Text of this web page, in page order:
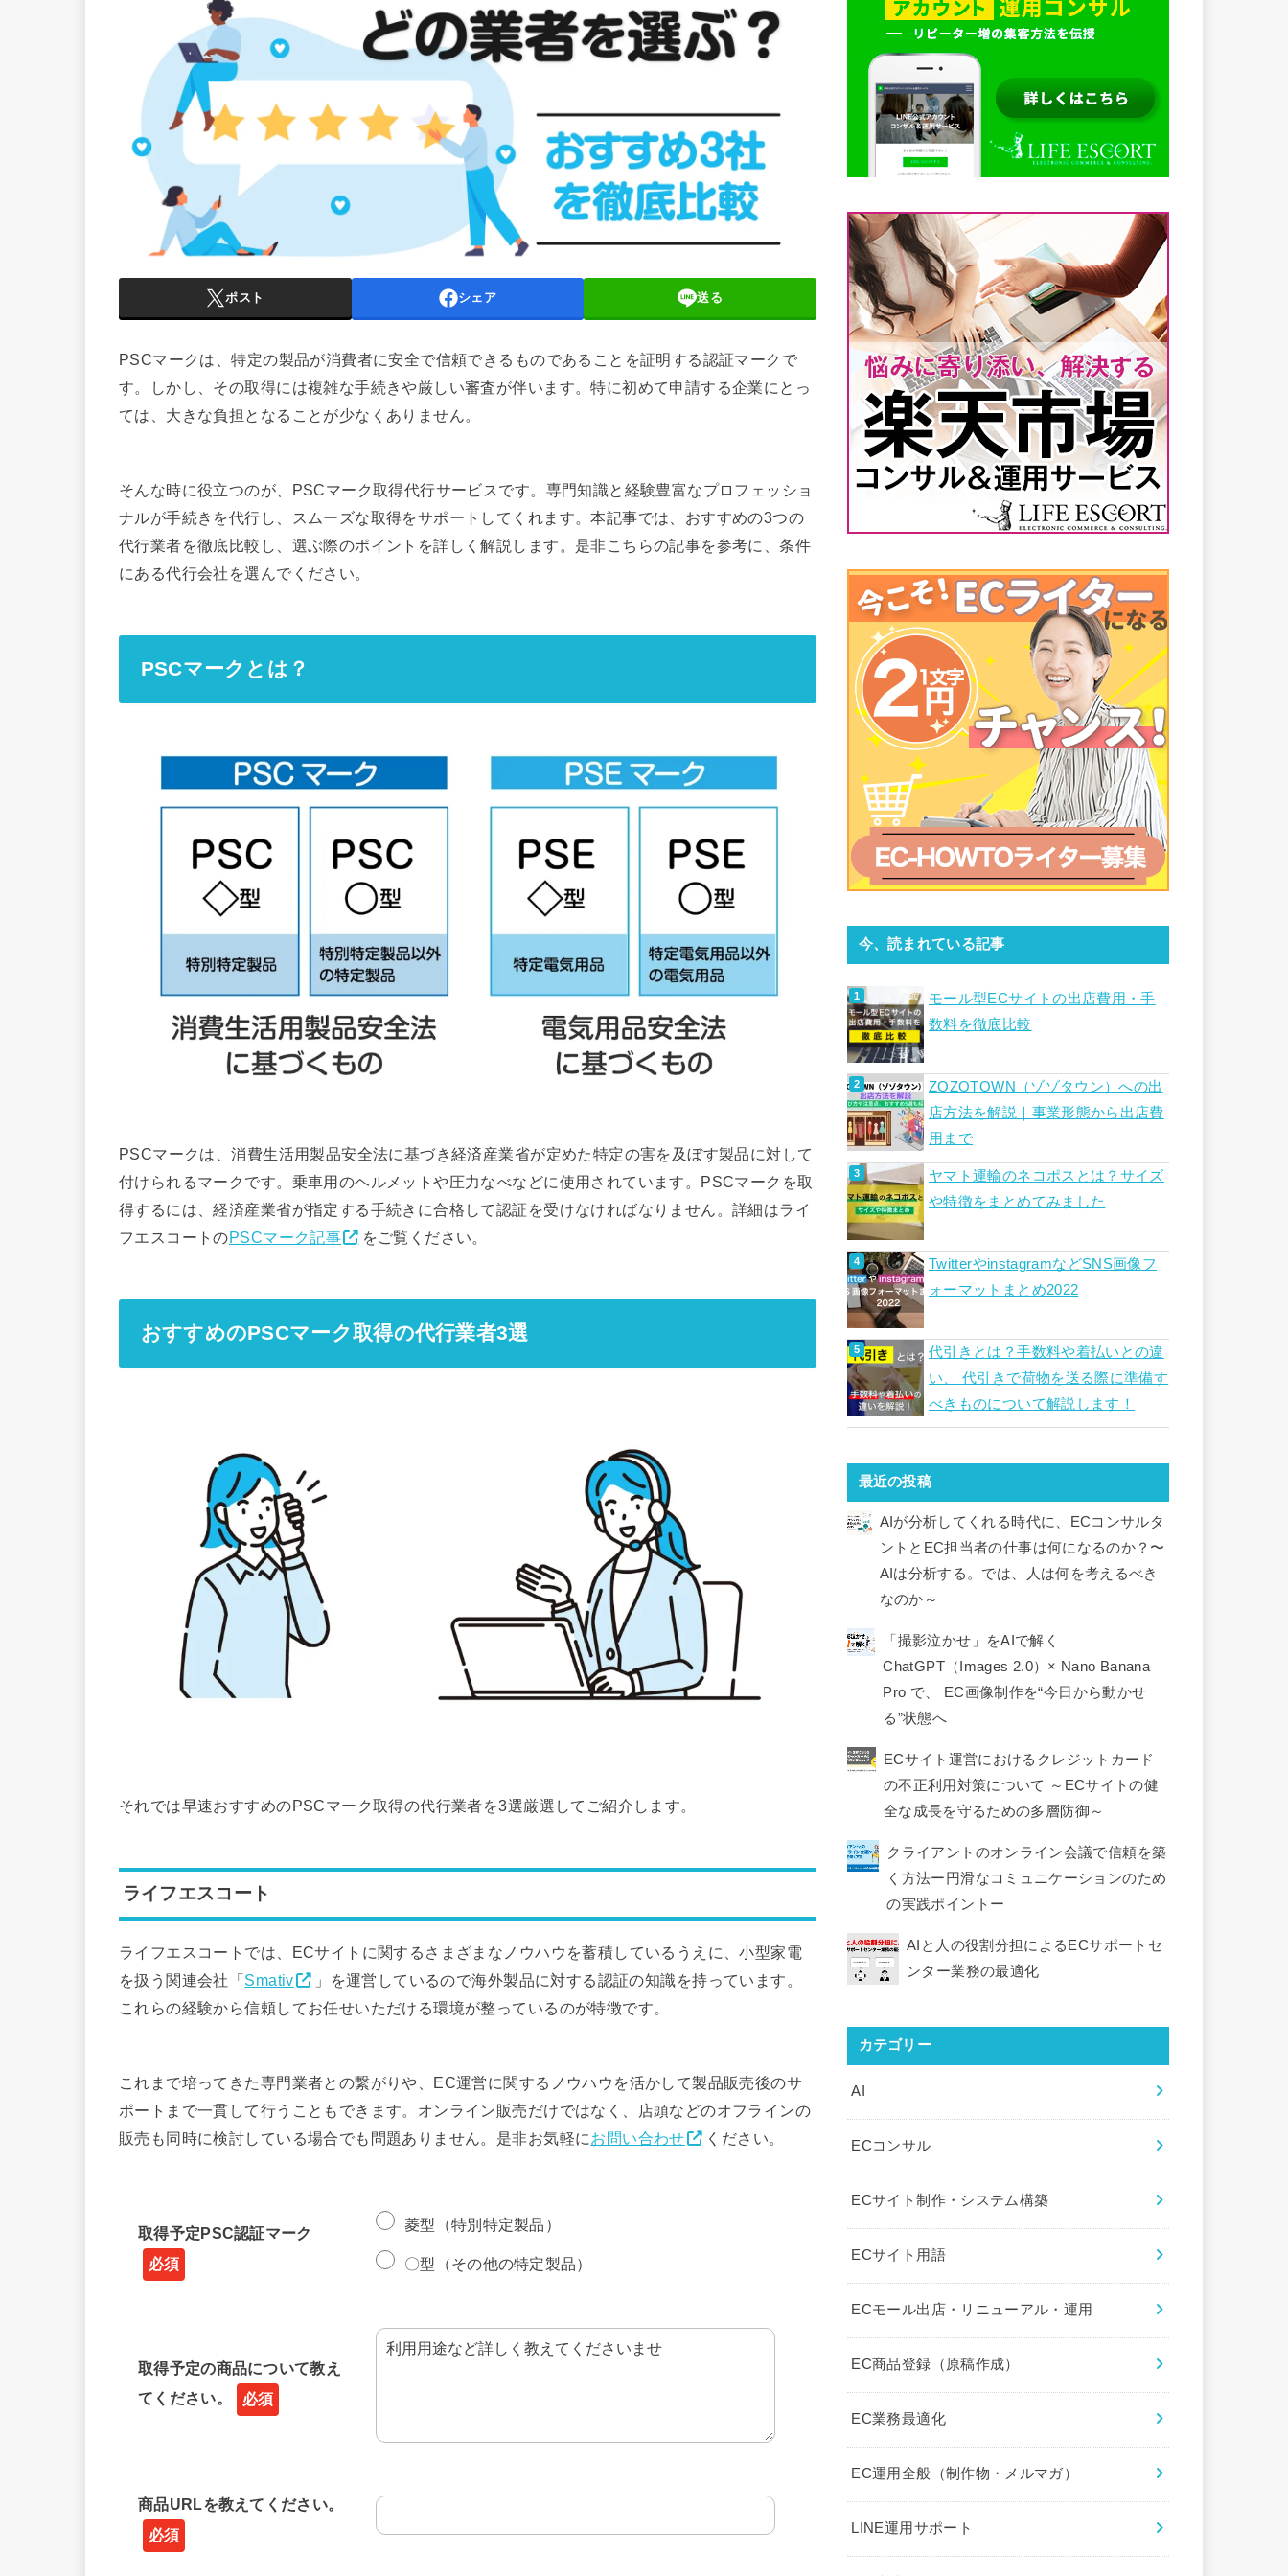
ポスト シェア 送る
PSCマークは、特定の製品が消費者に安全で信頼できるものであることを証明する認証マークで
す。しかし、その取得には複雑な手続きや厳しい審査が伴います。特に初めて申請する企業にとっ
ては、大きな負担となることが少なくありません。
そんな時に役立つのが、PSCマーク取得代行サービスです。専門知識と経験豊富なプロフェッショ
ナルが手続きを代行し、スムーズな取得をサポートしてくれます。本記事では、おすすめの3つの
代行業者を徹底比較し、選ぶ際のポイントを詳しく解説します。是非こちらの記事を参考に、条件
にある代行会社を選んでください。
PSCマークとは？
PSCマークは、消費生活用製品安全法に基づき経済産業省が定めた特定の害を及ぼす製品に対して
付けられるマークです。乗車用のヘルメットや圧力なべなどに使用されています。PSCマークを取
得するには、経済産業省が指定する手続きに合格して認証を受けなければなりません。詳細はライ
フエスコートのPSCマーク記事 をご覧ください。
おすすめのPSCマーク取得の代行業者3選
それでは早速おすすめのPSCマーク取得の代行業者を3選厳選してご紹介します。
ライフエスコート
ライフエスコートでは、ECサイトに関するさまざまなノウハウを蓄積しているうえに、小型家電
を扱う関連会社「Smativ
」を運営しているので海外製品に対する認証の知識を持っています。
これらの経験から信頼してお任せいただける環境が整っているのが特徴です。
これまで培ってきた専門業者との繋がりや、EC運営に関するノウハウを活かして製品販売後のサ
ポートまで一貫して行うこともできます。オンライン販売だけではなく、店頭などのオフラインの
販売も同時に検討している場合でも問題ありません。是非お気軽にお問い合わせ ください。
取得予定PSC認証マーク 菱型（特別特定製品）
〇型（その他の特定製品）
取得予定の商品について教え
てください。
商品URLを教えてください。
今、読まれている記事
モール型ECサイトの出店費用・手
数料を徹底比較
ZOZOTOWN（ゾゾタウン）への出
店方法を解説｜事業形態から出店費
用まで
ヤマト運輸のネコポスとは？サイズ
や特徴をまとめてみました
TwitterやinstagramなどSNS画像フ
ォーマットまとめ2022
代引きとは？手数料や着払いとの違
い、 代引きで荷物を送る際に準備す
べきものについて解説します！
最近の投稿
AIが分析してくれる時代に、ECコンサルタ
ントとEC担当者の仕事は何になるのか？〜
AIは分析する。では、人は何を考えるべき
なのか～
「撮影泣かせ」をAIで解く
ChatGPT（Images 2.0）× Nano Banana
Pro で、 EC画像制作を“今日から動かせ
る”状態へ
ECサイト運営におけるクレジットカード
の不正利用対策について ～ECサイトの健
全な成長を守るための多層防御～
クライアントのオンライン会議で信頼を築
く方法ー円滑なコミュニケーションのため
の実践ポイントー
AIと人の役割分担によるECサポートセ
ンター業務の最適化
カテゴリー
AI
ECコンサル
ECサイト制作・システム構築
ECサイト用語
ECモール出店・リニューアル・運用
EC商品登録（原稿作成）
EC業務最適化
EC運用全般（制作物・メルマガ）
LINE運用サポート